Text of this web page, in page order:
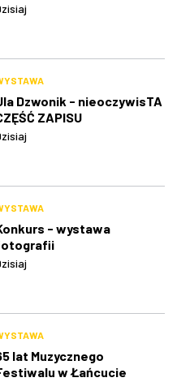
Dzwonik - nieoczywisTA
ZAPISU
- wystawa
lat Muzycznego
w Łańcucie